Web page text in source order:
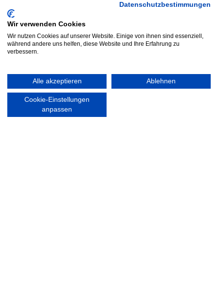
KONTAKT
Halenreie 32-34
22359 Hamburg
Tel. 040 / 64 50 62 - 0
info@walddoerfer-sv.de
Mo. – Fr. 8:00 – 22:00 Uhr
Sa. & So. 9:00 – 19:00 Uhr
Datenschutzbestimmungen
Wir verwenden Cookies
Wir nutzen Cookies auf unserer Website. Einige von ihnen sind essenziell,
während andere uns helfen, diese Website und Ihre Erfahrung zu
verbessern.
Alle akzeptieren Ablehnen
Cookie-Einstellungen
anpassen